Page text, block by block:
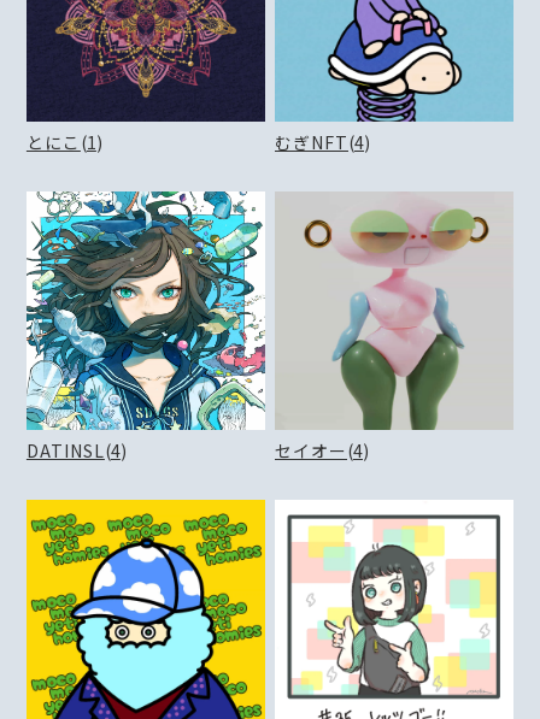
とにこ (1) むぎNFT(4)
DATINSL(4) セイオー(4)